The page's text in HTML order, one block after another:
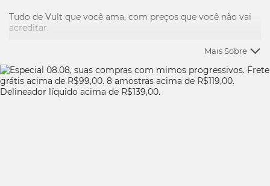
Tudo de Vult que você ama, com preços que você não vai
acreditar.
Mais Sobre